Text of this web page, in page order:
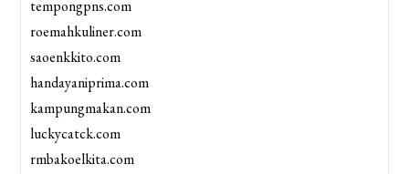
tempongpns.com
roemahkuliner.com
saoenkkito.com
handayaniprima.com
kampungmakan.com
luckycatck.com
rmbakoelkita.com